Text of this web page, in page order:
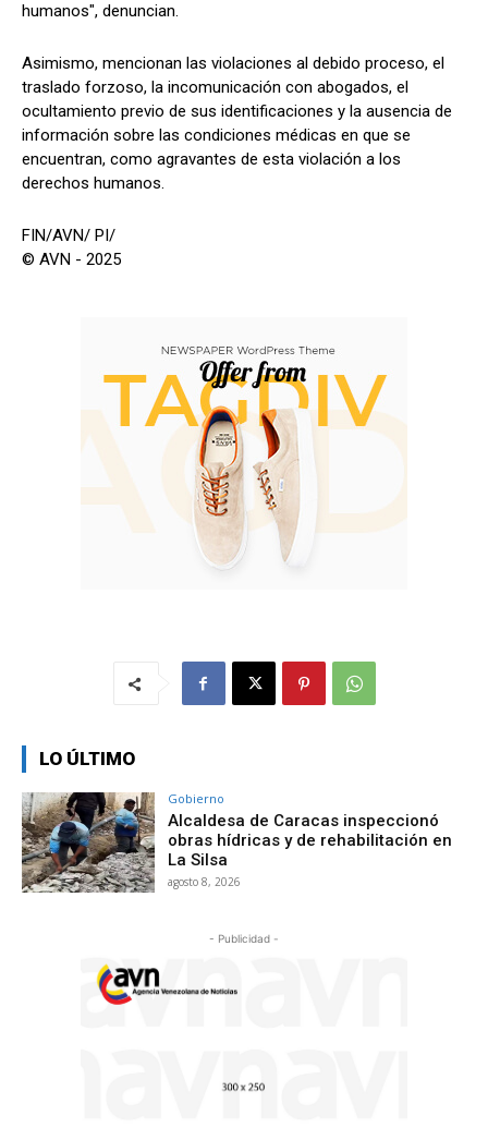
humanos", denuncian.
Asimismo, mencionan las violaciones al debido proceso, el
traslado forzoso, la incomunicación con abogados, el
ocultamiento previo de sus identificaciones y la ausencia de
información sobre las condiciones médicas en que se
encuentran, como agravantes de esta violación a los
derechos humanos.
FIN/AVN/ PI/
© AVN - 2025
LO ÚLTIMO
Gobierno
Alcaldesa de Caracas inspeccionó
obras hídricas y de rehabilitación en
La Silsa
agosto 8, 2026
- Publicidad -